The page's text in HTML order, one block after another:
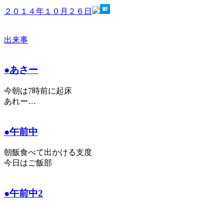
２０１４年１０月２６日
出来事
●あさー
今朝は7時前に起床
あれー…
●午前中
朝飯食べて出かける支度
今日はご飯部
●午前中2